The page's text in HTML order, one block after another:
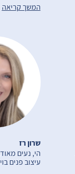
המשך קריאה
שרון רז
הי, נעים
עיצוב פנים